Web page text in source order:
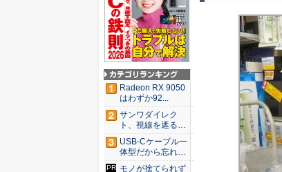
Radeon RX 9050
はわずか92...
サンワダイレク
ト、視線を遮るフ
ェルト製デ...
USB-Cケーブル一
体型だから忘れな
い！...
モノが捨てられず